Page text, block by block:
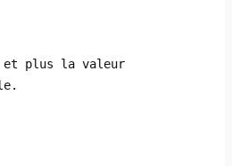
plus la valeur